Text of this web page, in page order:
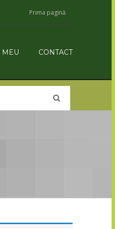
Prima pagină
MEU CONTACT